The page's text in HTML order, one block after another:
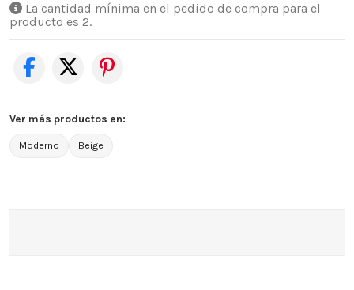
La cantidad mínima en el pedido de compra para el
producto es 2.
Ver más productos en:
Moderno Beige